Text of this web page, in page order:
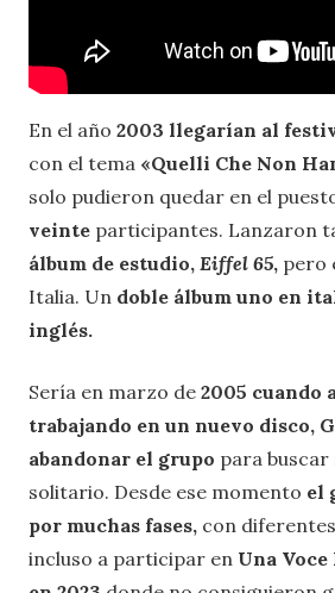
En el año 2003 llegarían al
con el tema «Quelli Che Non
solo pudieron quedar en el
veinte participantes. Lanzaron
álbum de estudio, Eiffel 65, pero
Italia. Un doble álbum uno en
inglés.
Sería en marzo de 2005 cuando
trabajando en un nuevo disco,
abandonar el grupo para
solitario. Desde ese momento el
por muchas fases, con
incluso a participar en Una